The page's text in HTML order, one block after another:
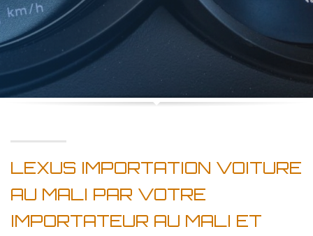
LEXUS IMPORTATION VOITURE
AU MALI PAR VOTRE
IMPORTATEUR AU MALI ET